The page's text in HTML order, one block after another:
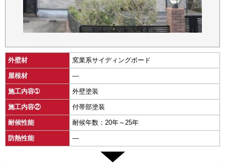
外壁材 窯業系サイディングボード
屋根材 ―
施工内容➀ 外壁塗装
施工内容② 付帯部塗装
耐候性能 耐候年数：20年～25年
防熱性能 ―